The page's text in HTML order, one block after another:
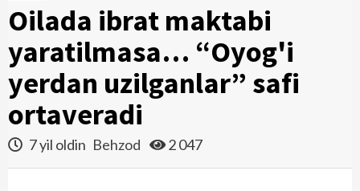
Oilada ibrat maktabi
yaratilmasa… “Oyog'i
yerdan uzilganlar” safi
ortaveradi
7 yil oldin Behzod 2 047